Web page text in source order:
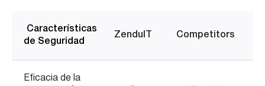
Características
de Seguridad
ZenduIT Competitors
Eficacia de la